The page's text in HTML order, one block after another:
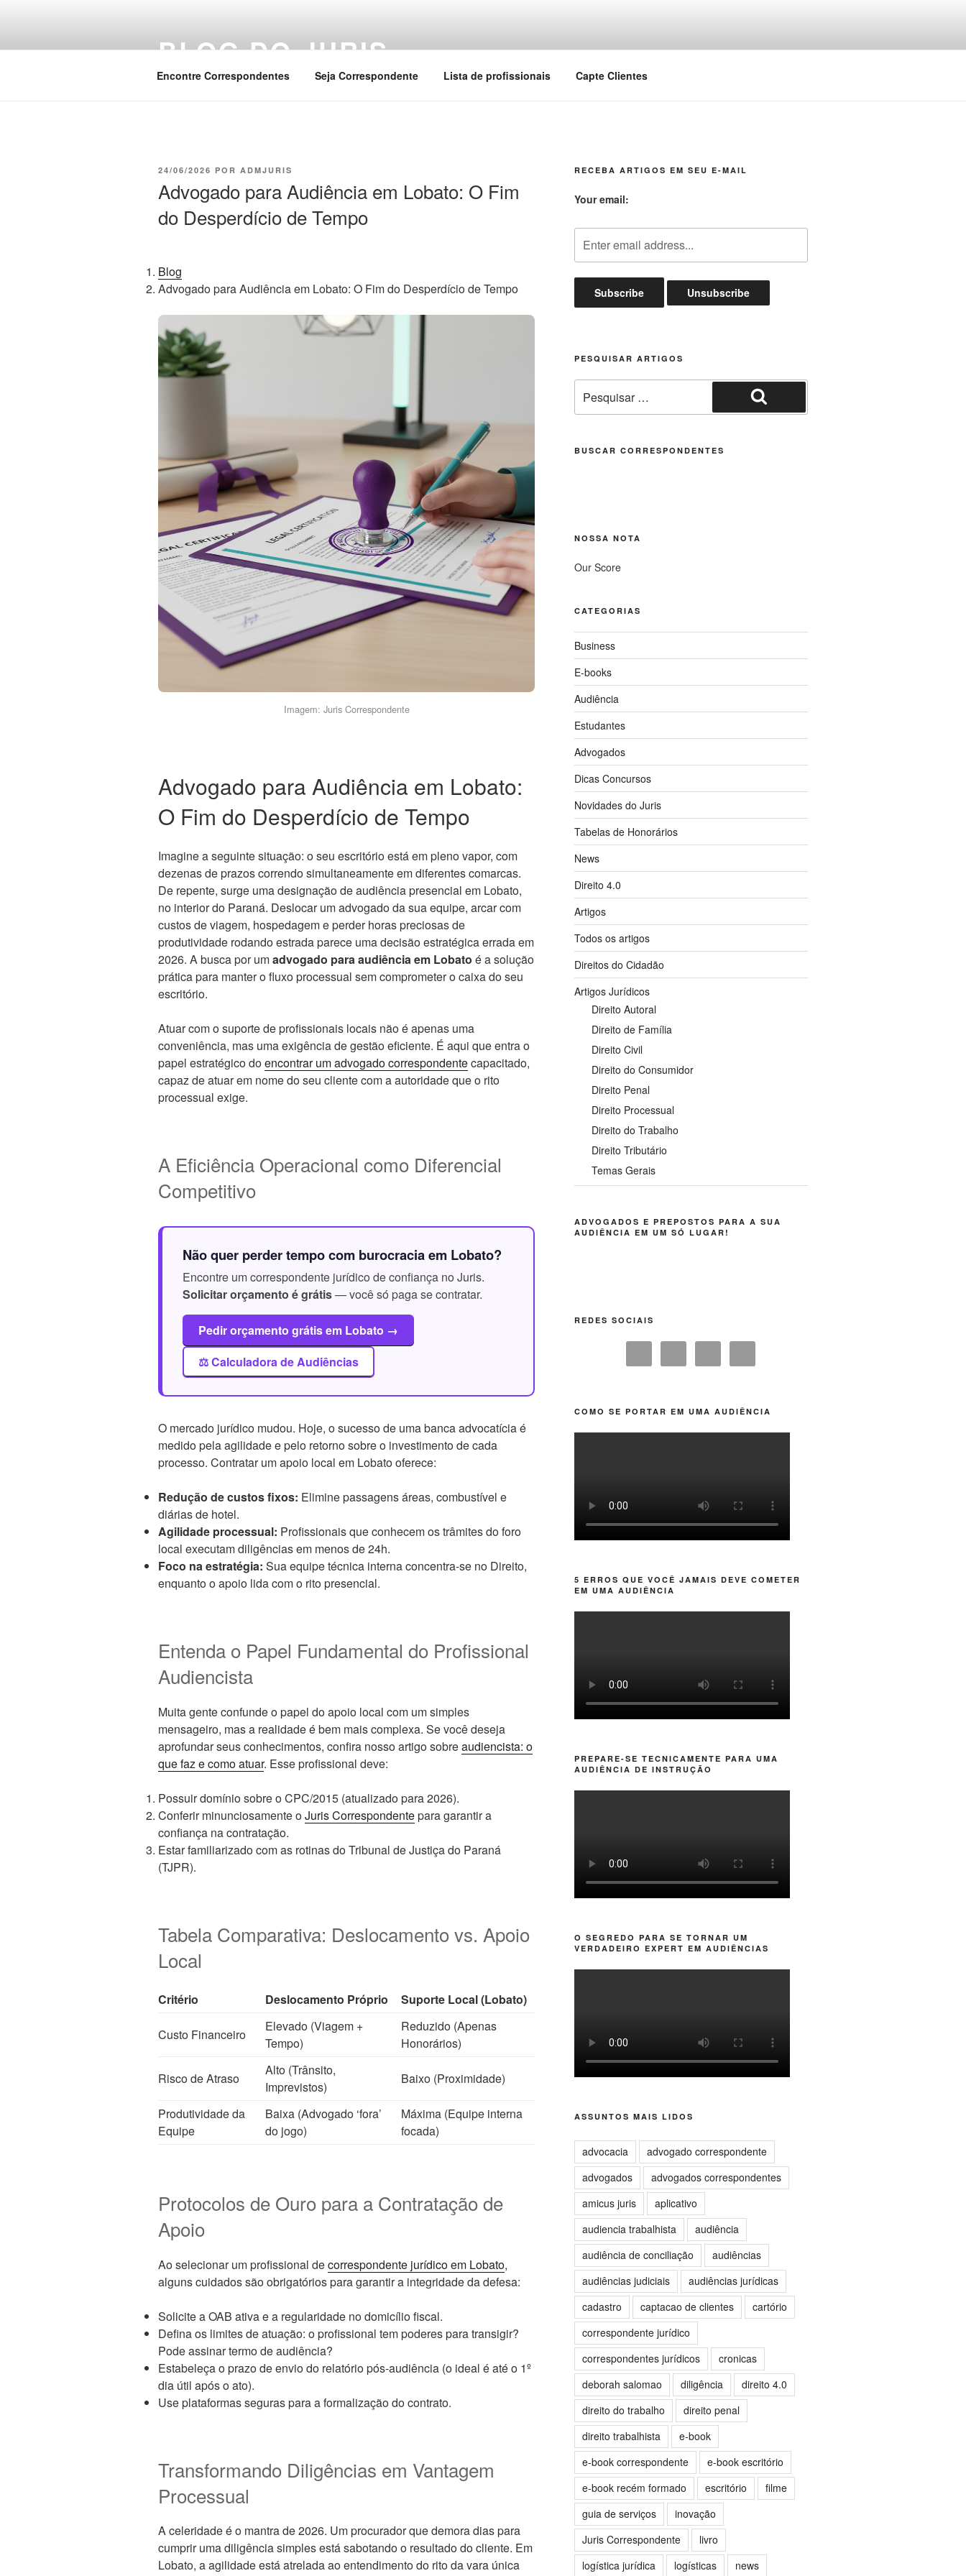
BLOG DO JURIS
Encontre Correspondentes Seja Correspondente Lista de profissionais Capte Clientes
PUBLICADO
24/06/2026 POR ADMJURIS
Advogado para Audiência em Lobato: O Fim
do Desperdício de Tempo
Blog
Advogado para Audiência em Lobato: O Fim do Desperdício de Tempo
Imagem: Juris Correspondente
Advogado para Audiência em Lobato:
O Fim do Desperdício de Tempo
Imagine a seguinte situação: o seu escritório está em pleno vapor, com
dezenas de prazos correndo simultaneamente em diferentes comarcas.
De repente, surge uma designação de audiência presencial em Lobato,
no interior do Paraná. Deslocar um advogado da sua equipe, arcar com
custos de viagem, hospedagem e perder horas preciosas de
produtividade rodando estrada parece uma decisão estratégica errada em
2026. A busca por umadvogado para audiência em Lobato é a solução
prática para manter o fluxo processual sem comprometer o caixa do seu
escritório.
Atuar com o suporte de profissionais locais não é apenas uma
conveniência, mas uma exigência de gestão eficiente. É aqui que entra o
papel estratégico doencontrar um advogado correspondentecapacitado,
capaz de atuar em nome do seu cliente com a autoridade que o rito
processual exige.
A Eficiência Operacional como Diferencial
Competitivo
Não quer perder tempo com burocracia em Lobato?
Encontre um correspondente jurídico de confiança no Juris.
Solicitar orçamento é grátis— você só paga se contratar.
Pedir orçamento grátis em Lobato →
⚖️ Calculadora de Audiências
O mercado jurídico mudou. Hoje, o sucesso de uma banca advocatícia é
medido pela agilidade e pelo retorno sobre o investimento de cada
processo. Contratar um apoio local em Lobato oferece:
Redução de custos fixos: Elimine passagens áreas, combustível e
diárias de hotel.
Agilidade processual: Profissionais que conhecem os trâmites do foro
local executam diligências em menos de 24h.
Foco na estratégia: Sua equipe técnica interna concentra-se no Direito,
enquanto o apoio lida com o rito presencial.
Entenda o Papel Fundamental do Profissional
Audiencista
Muita gente confunde o papel do apoio local com um simples
mensageiro, mas a realidade é bem mais complexa. Se você deseja
aprofundar seus conhecimentos, confira nosso artigo sobreaudiencista: o
que faz e como atuar. Esse profissional deve:
Possuir domínio sobre o CPC/2015 (atualizado para 2026).
Conferir minunciosamente oJuris Correspondentepara garantir a
confiança na contratação.
Estar familiarizado com as rotinas do Tribunal de Justiça do Paraná
(TJPR).
Tabela Comparativa: Deslocamento vs. Apoio
Local
Critério Deslocamento Próprio Suporte Local (Lobato)
Custo Financeiro
Elevado (Viagem +
Tempo)
Reduzido (Apenas
Honorários)
Risco de Atraso
Alto (Trânsito,
Imprevistos)
Baixo (Proximidade)
Produtividade da
Equipe
Baixa (Advogado ‘fora’
do jogo)
Máxima (Equipe interna
focada)
Protocolos de Ouro para a Contratação de
Apoio
Ao selecionar um profissional decorrespondente jurídico em Lobato,
alguns cuidados são obrigatórios para garantir a integridade da defesa:
Solicite a OAB ativa e a regularidade no domicílio fiscal.
Defina os limites de atuação: o profissional tem poderes para transigir?
Pode assinar termo de audiência?
Estabeleça o prazo de envio do relatório pós-audiência (o ideal é até o 1º
dia útil após o ato).
Use plataformas seguras para a formalização do contrato.
Transformando Diligências em Vantagem
Processual
A celeridade é o mantra de 2026. Um procurador que demora dias para
cumprir uma diligência simples está sabotando o resultado do cliente. Em
Lobato, a agilidade está atrelada ao entendimento do rito da vara única
RECEBA ARTIGOS EM SEU E-MAIL
Your email:
PESQUISAR ARTIGOS
por:
Pesquisar
BUSCAR CORRESPONDENTES
NOSSA NOTA
Our Score
CATEGORIAS
Business
E-books
Audiência
Estudantes
Advogados
Dicas Concursos
Novidades do Juris
Tabelas de Honorários
News
Direito 4.0
Artigos
Todos os artigos
Direitos do Cidadão
Artigos Jurídicos
Direito Autoral
Direito de Família
Direito Civil
Direito do Consumidor
Direito Penal
Direito Processual
Direito do Trabalho
Direito Tributário
Temas Gerais
ADVOGADOS E PREPOSTOS PARA A SUA
AUDIÊNCIA EM UM SÓ LUGAR!
REDES SOCIAIS
COMO SE PORTAR EM UMA AUDIÊNCIA
5 ERROS QUE VOCÊ JAMAIS DEVE COMETER
EM UMA AUDIÊNCIA
PREPARE-SE TECNICAMENTE PARA UMA
AUDIÊNCIA DE INSTRUÇÃO
O SEGREDO PARA SE TORNAR UM
VERDADEIRO EXPERT EM AUDIÊNCIAS
ASSUNTOS MAIS LIDOS
advocacia
advogado correspondente
advogados
advogados correspondentes
amicus juris
aplicativo
audiencia trabalhista
audiência
audiência de conciliação
audiências
audiências judiciais
audiências jurídicas
cadastro
captacao de clientes
cartório
correspondente jurídico
correspondentes jurídicos
cronicas
deborah salomao
diligência
direito 4.0
direito do trabalho
direito penal
direito trabalhista
e-book
e-book correspondente
e-book escritório
e-book recém formado
escritório
filme
guia de serviços
inovação
Juris Correspondente
livro
logística jurídica
logísticas news